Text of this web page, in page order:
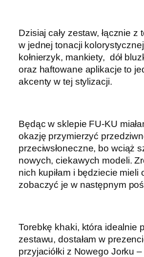
Dzisiaj cały zestaw, łącznie z
w jednej tonacji
kołnierzyk, mankiety, dół
oraz haftowane aplikacje to
akcenty w tej stylizacji.
Będąc w sklepie FU-KU
okazję przymierzyć
przeciwsłoneczne, bo wciąż
nowych, ciekawych modeli.
nich kupiłam i będziecie mieli
zobaczyć je w następnym
Torebkę khaki, która idealnie
zestawu, dostałam w
przyjaciółki z Nowego Jorku